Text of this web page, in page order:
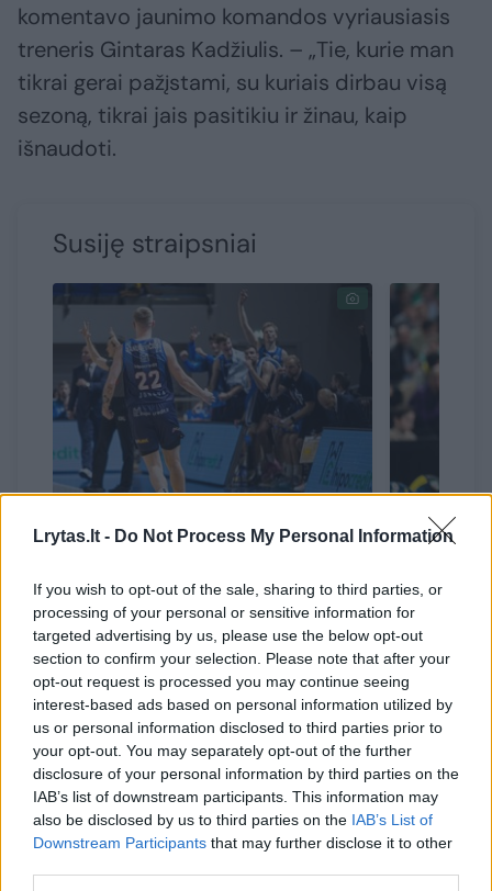
Lrytas.lt - Do Not Process My Personal Information
If you wish to opt-out of the sale, sharing to third parties, or
processing of your personal or sensitive information for
targeted advertising by us, please use the below opt-out
section to confirm your selection. Please note that after your
opt-out request is processed you may continue seeing
interest-based ads based on personal information utilized by
us or personal information disclosed to third parties prior to
your opt-out. You may separately opt-out of the further
disclosure of your personal information by third parties on the
IAB’s list of downstream participants. This information may
also be disclosed by us to third parties on the IAB’s List of
Downstream Participants that may further disclose it to other
komentavo jaunimo komandos vyriausiasis
treneris Gintaras Kadžiulis. – „Tie, kurie man
tikrai gerai pažįstami, su kuriais dirbau visą
sezoną, tikrai jais pasitikiu ir žinau, kaip
išnaudoti.
Susiję straipsniai
palieka Jonavos „CBet“
Ilgos
serijos
Jų stipriąsias ir silpnąsias puses – tai man
pačiam yra paprasčiau, ir be abejo, jie bus
vedantys žaidėjai, kuriais bus galima remtis
sunkiais momentais ir atitinkamai – kai
kuriose situacijose“.